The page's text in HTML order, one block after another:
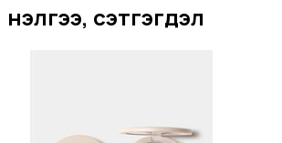
Үнэлгээ, сэтгэгдэл